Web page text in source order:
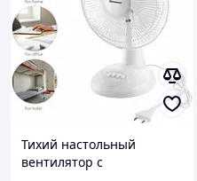
Тихий настольный
вентилятор с